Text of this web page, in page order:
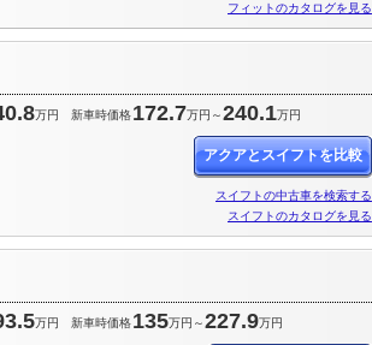
フィットのカタログを見る
万円 新車時価格172.7万円～240.1万円
アクアとスイフトを比較
スイフトの中古車を検索する
スイフトのカタログを見る
万円 新車時価格135万円～227.9万円